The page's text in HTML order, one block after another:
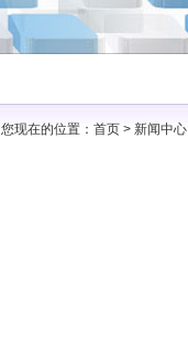
您现在的位置： 首页 > 新闻中心